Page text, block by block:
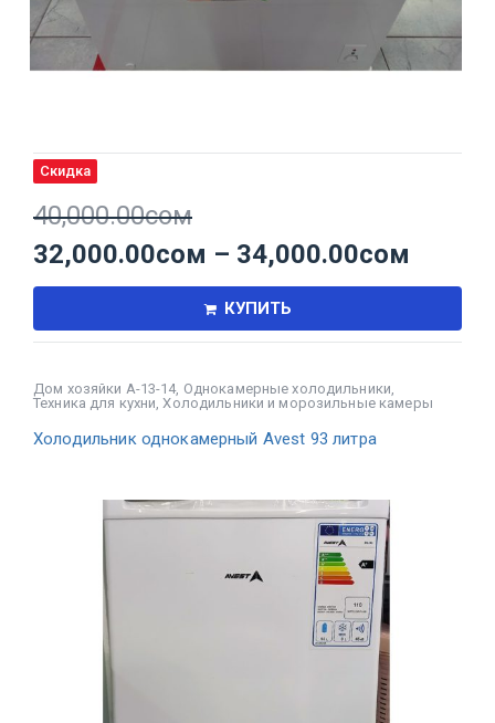
Скидка
40,000.00сом
32,000.00сом – 34,000.00сом
КУПИТЬ
Дом хозяйки А-13-14, Однокамерные холодильники
Техника для кухни ,Холодильники и морозильные камеры
Холодильник однокамерный Avest 93 литра